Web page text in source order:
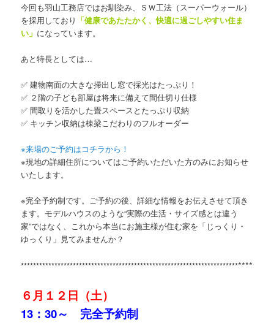
今回も羽山工務店ではお馴染み、ＳＷ工法（スーパーウォール）
を採用しており 「健康であたたかく、快適に過ごしやすい住ま
い」 になっています。
あと特長としては…
✅ 建物南面の大きな掃出し窓で採光はたっぷり！
✅ ２階の子ども部屋は将来に備えて間仕切り仕様
✅ 間取りを活かした畳スペースとたっぷり収納
✅ キッチン収納は棟梁こだわりのフルオーダー
※来場のご予約はコチラから！
※現地の詳細住所についてはご予約いただいた方のみにお知らせ
いたします。
※完全予約制です。ご予約の後、詳細な情報をお伝えさせて頂き
ます。モデルハウスのような“実際の生活・サイズ感とは違う
家”ではなく、これから本当にお施主様が住む家を「じっくり・
ゆっくり」見てみませんか？
***********************************************************************
６月１２日（土）
13：30～ 完全予約制